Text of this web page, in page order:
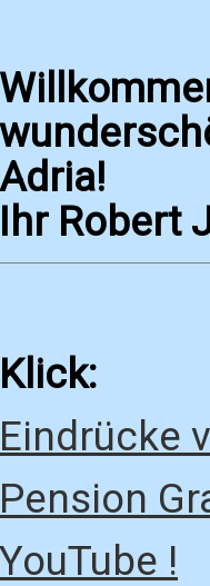
Adria!
Ihr Robert
Klick:
Eindrücke
Pension
YouTube !